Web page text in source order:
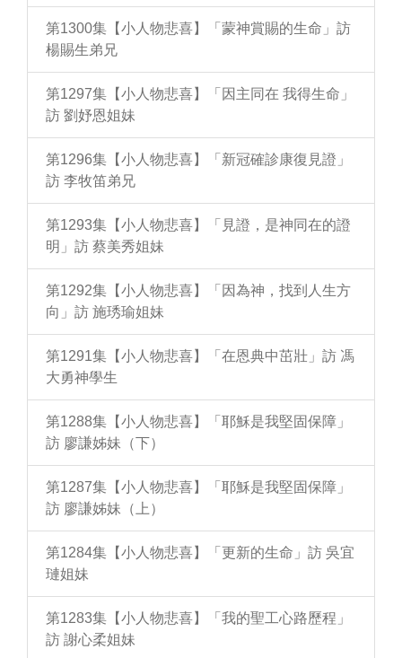
第1300集【小人物悲喜】「蒙神賞賜的生命」訪
楊賜生弟兄
第1297集【小人物悲喜】「因主同在 我得生命」
訪 劉妤恩姐妹
第1296集【小人物悲喜】「新冠確診康復見證」
訪 李牧笛弟兄
第1293集【小人物悲喜】「見證，是神同在的證
明」訪 蔡美秀姐妹
第1292集【小人物悲喜】「因為神，找到人生方
向」訪 施琇瑜姐妹
第1291集【小人物悲喜】「在恩典中茁壯」訪 馮
大勇神學生
第1288集【小人物悲喜】「耶穌是我堅固保障」
訪 廖謙姊妹（下）
第1287集【小人物悲喜】「耶穌是我堅固保障」
訪 廖謙姊妹（上）
第1284集【小人物悲喜】「更新的生命」訪 吳宜
璉姐妹
第1283集【小人物悲喜】「我的聖工心路歷程」
訪 謝心柔姐妹